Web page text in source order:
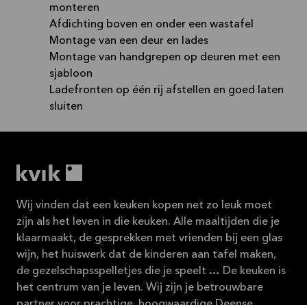
monteren
Afdichting boven en onder een wastafel
Montage van een deur en lades
Montage van handgrepen op deuren met een
sjabloon
Ladefronten op één rij afstellen en goed laten
sluiten
Wij vinden dat een keuken kopen net zo leuk moet
zijn als het leven in die keuken. Alle maaltijden die je
klaarmaakt, de gesprekken met vrienden bij een glas
wijn, het huiswerk dat de kinderen aan tafel maken,
de gezelschapsspelletjes die je speelt … De keuken is
het centrum van je leven. Wij zijn je betrouwbare